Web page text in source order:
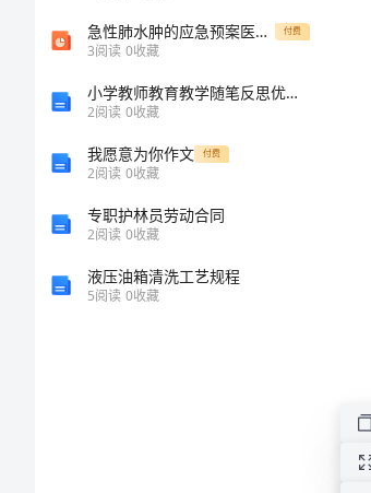
急性肺水肿的应急预案医学课件 付费
3阅读 0收藏
小学教师教育教学随笔反思优秀汇总
2阅读 0收藏
我愿意为你作文 付费
2阅读 0收藏
专职护林员劳动合同
2阅读 0收藏
液压油箱清洗工艺规程
5阅读 0收藏